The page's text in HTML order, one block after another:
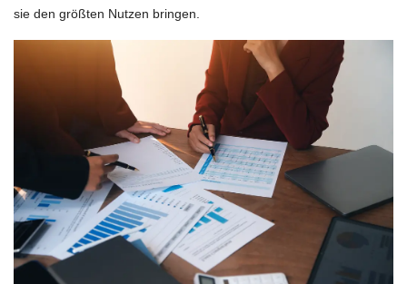
sie den größten Nutzen bringen.